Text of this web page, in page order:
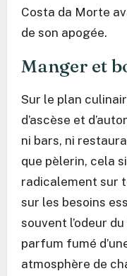
Costa da Morte
de son apogée.
Manger et
Sur le plan
d’ascèse et
ni bars, ni
que pèlerin, cela
radicalement sur
sur les besoins
souvent l’odeur
parfum fumé
atmosphère de